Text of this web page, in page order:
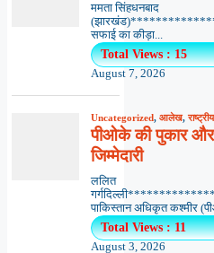
ममता सिंहधनबाद
सफाई का कीड़ा...
Total Views : 15
August 7, 2026
Uncategorized, आलेख,राष्ट्रीय
पीओके की पुकार और
जिम्मेदारी
ललित
पाकिस्तान अधिकृत कश्मीर
Total Views : 11
August 3, 2026